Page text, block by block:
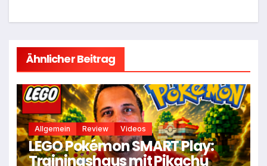
Ähnlicher Beitrag
Allgemein Review Videos
LEGO Pokémon SMART Play:
Trainingshaus mit Pikachu